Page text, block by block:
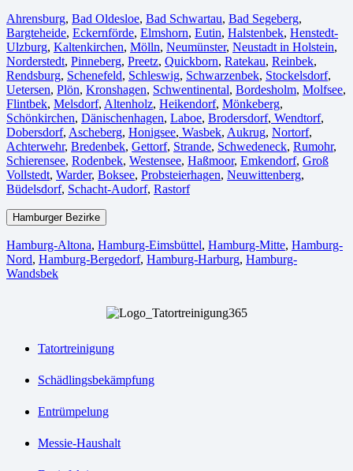
Ahrensburg, Bad Oldesloe, Bad Schwartau, Bad Segeberg,
Bargteheide, Eckernförde, Elmshorn, Eutin, Halstenbek, Henstedt-
Ulzburg, Kaltenkirchen, Mölln, Neumünster, Neustadt in Holstein,
Norderstedt, Pinneberg, Preetz, Quickborn, Ratekau, Reinbek,
Rendsburg, Schenefeld, Schleswig, Schwarzenbek, Stockelsdorf,
Uetersen, Plön, Kronshagen, Schwentinental, Bordesholm, Molfsee,
Flintbek, Melsdorf, Altenholz, Heikendorf, Mönkeberg,
Schönkirchen, Dänischenhagen, Laboe, Brodersdorf, Wendtorf,
Dobersdorf, Ascheberg, Honigsee, Wasbek, Aukrug, Nortorf,
Achterwehr, Bredenbek, Gettorf, Strande, Schwedeneck, Rumohr,
Schierensee, Rodenbek, Westensee, Haßmoor, Emkendorf, Groß
Vollstedt, Warder, Boksee, Probsteierhagen, Neuwittenberg,
Büdelsdorf, Schacht-Audorf, Rastorf
Hamburger Bezirke
Hamburg-Altona, Hamburg-Eimsbüttel, Hamburg-Mitte, Hamburg-
Nord, Hamburg-Bergedorf, Hamburg-Harburg, Hamburg-
Wandsbek
Tatortreinigung
Schädlingsbekämpfung
Entrümpelung
Messie-Haushalt